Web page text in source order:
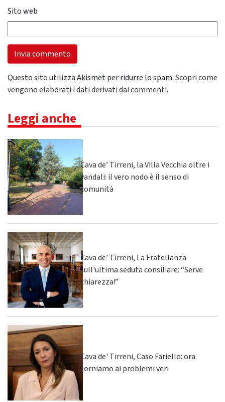
Sito web
Questo sito utilizza Akismet per ridurre lo spam.Scopri come
vengono elaborati i dati derivati dai commenti.
Leggi anche
Cava de’ Tirreni, la Villa Vecchia oltre i
vandali: il vero nodo è il senso di
comunità
Cava de’ Tirreni, La Fratellanza
sull'ultima seduta consiliare: “Serve
chiarezza!”
Cava de' Tirreni, Caso Fariello: ora
torniamo ai problemi veri